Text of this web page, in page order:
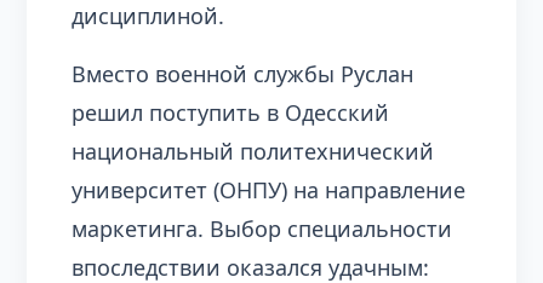
дисциплиной.
Вместо военной службы Руслан
решил поступить в Одесский
национальный политехнический
университет (ОНПУ) на направление
маркетинга. Выбор специальности
впоследствии оказался удачным: